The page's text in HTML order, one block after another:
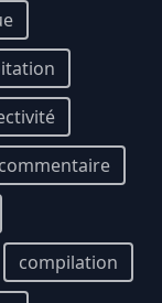
commentaire
compilation